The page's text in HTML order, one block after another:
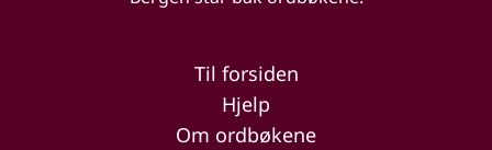
Til forsiden
Hjelp
Om ordbøkene